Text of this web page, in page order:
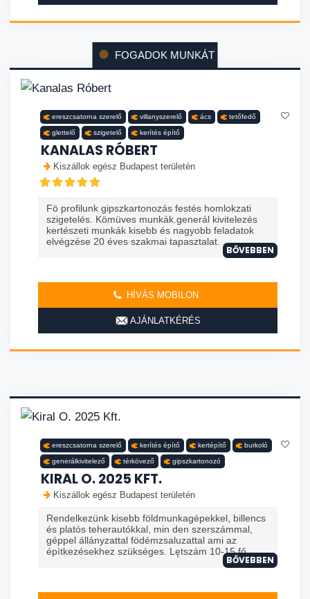
FOGADOK MUNKÁT
ereszcsatorna szerelő villanyszerelő ács tetőfedő
glettelő szigetelő kerítés építő
KANALAS RÓBERT
Kiszállok egész Budapest területén
Fö profilunk gipszkartonozás festés homlokzati
szigetelés. Kömüves munkák.generál kivitelezés
kertészeti munkák kisebb és nagyobb feladatok
elvégzése 20 éves szakmai tapasztalat. ...
BŐVEBBEN
HÍVÁS MOBILON
AJÁNLATKÉRÉS
ereszcsatorna szerelő kerítés építő kertépítő burkoló
generálkivitelező térkövező gipszkartonozó
KIRAL O. 2025 KFT.
Kiszállok egész Budapest területén
Rendelkezünk kisebb földmunkagépekkel, billencs
és platós teherautókkal, min den szerszámmal,
géppel állányzattal födémzsaluzattal ami az
épìtkezésekhez szükséges. Lętszám 10-15 fő ...
BŐVEBBEN